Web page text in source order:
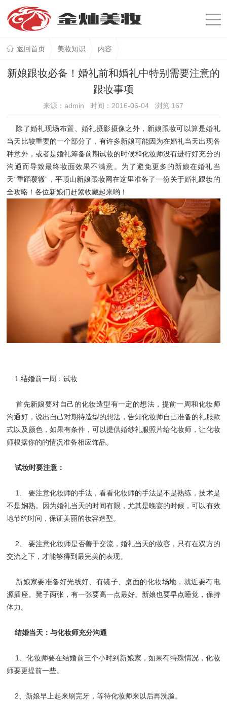
返回首页 美妆知识 内容
新娘跟妆必备！婚礼前和婚礼中特别需要注意的
跟妆事项
来源：admin 时间：2016-06-04 浏览 167
除了婚礼现场布置、婚礼摄影摄像之外，新娘跟妆可以算是婚礼
当天比较重要的一个部分了，有许多新娘可能因为在婚礼当天出现各
种意外，或者是婚礼筹备前期试妆的时候和化妆师没有进行好充分的
沟通而导致最终妆面效果不满意。为了避免更多的新娘在婚礼当
天“重蹈覆辙”，平顶山新娘跟妆网在这里准备了一份关于婚礼跟妆的
全攻略！各位新娘们赶紧收藏起来哟！
1.结婚前一周：试妆
首先新娘要对自己的化妆造型有一定的想法，提前一周和化妆师
沟通好，说出自己对期待造型的想法，告知化妆师自己准备的礼服款
式以及颜色，如果有条件，可以提供婚纱礼服照片给化妆师，让化妆
师根据你的的情况准备相应饰品。
试妆时要注意：
1、 要注意化妆师的手法，看看化妆师的手法是不是熟练，技术是
不是娴熟。因为婚礼当天的时间有限，尤其是晚宴的时候，可以有效
地节约时间，保证美丽的妆容造型。
2、 要注意化妆师是否善于交流，婚礼当天的妆容，只有在双方的
交流之下，才能够得到最完美的表现。
新娘家要准备好光线好、有镜子、桌面的化妆场地，就近要有电
源插座。凳子两张，有一张要高一点最好。新娘也要早点睡觉，保持
体力。
结婚当天：与化妆师充分沟通
1、化妆师要在结婚前三个小时到新娘家，如果有特殊情况，化妆
师要更提前一些。
2、新娘早上起来刷完牙，等待化妆师来以后再洗脸。